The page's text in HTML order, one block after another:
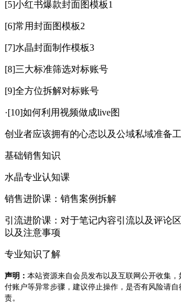
[5]小红书爆款封面图模板1
[6]常用封面图模板2
[7]水晶封面制作模板3
[8]三大标准筛选对标账号
[9]全方位拆解对标账号
·[10]如何利用视频做成live图
创业者应该拥有的心态以及公域私域准备
基础销售知识
水晶专业认知课
销售进阶课：销售案例拆解
引流进阶课：对于笔记内容引流以及评论
以及注意事项
专业知识了解
声明： 本站资源来自会员发布以及互联网公开收集
付账户等异常步骤，建议停止操作，是否有风险请
责。